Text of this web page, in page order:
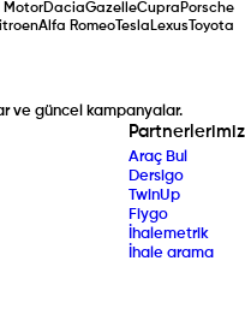
MotorDaciaGazelleCupra Porsche
Alfa Romeo Tesla Lexus Toyota
ve güncel kampanyalar.
Partnerlerimiz
Araç Bul
Dersigo
TwinUp
Fiygo
İhalemetrik
İhale arama